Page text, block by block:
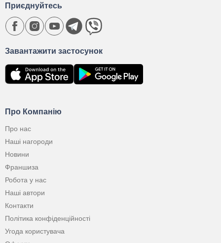
Про Компанію
Про нас
Наші нагороди
Новини
Франшиза
Робота у нас
Наші автори
Контакти
Політика конфіденційності
Угода користувача
Завантажити застосунок
Приєднуйтесь